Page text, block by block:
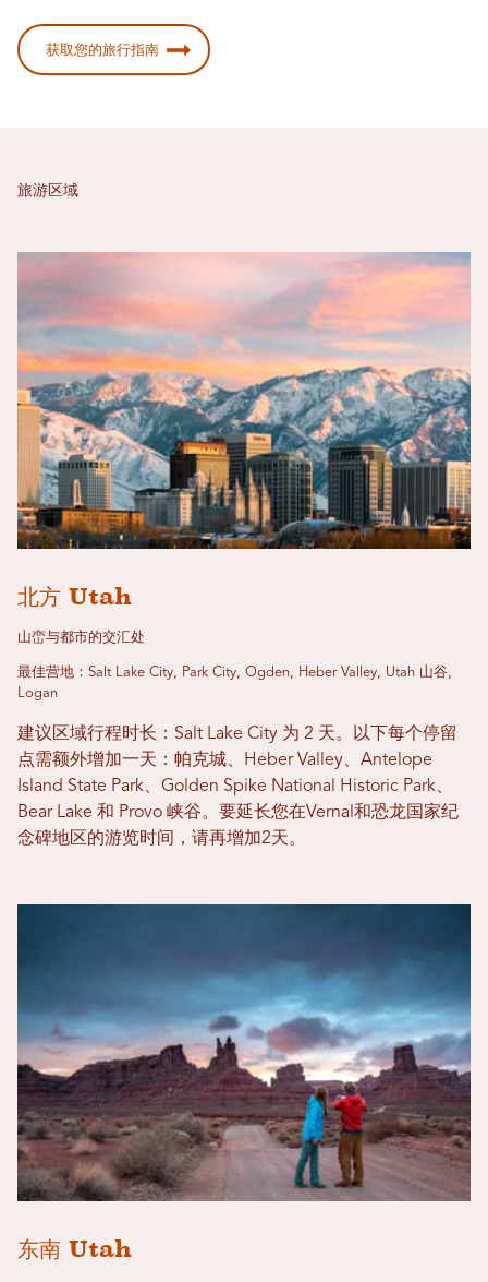
获取您的旅行指南
旅游区域
北方 Utah
山峦与都市的交汇处
最佳营地：Salt Lake City, Park City, Ogden, Heber Valley, Utah 山谷,
Logan
建议区域行程时长：Salt Lake City 为 2 天。以下每个停留
点需额外增加一天：帕克城、Heber Valley、Antelope
Island State Park、Golden Spike National Historic Park、
Bear Lake 和 Provo 峡谷。要延长您在Vernal和恐龙国家纪
念碑地区的游览时间，请再增加2天。
东南 Utah